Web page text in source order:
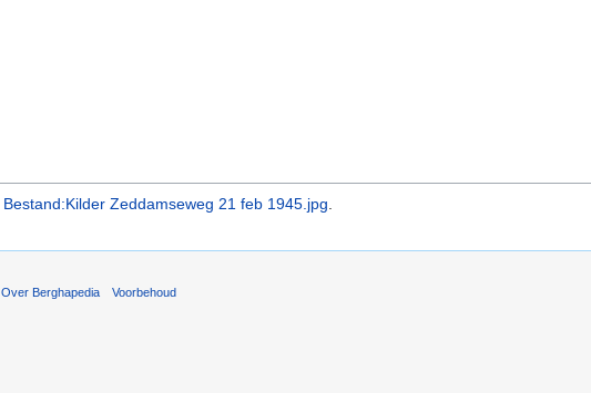
Bestand:Kilder Zeddamseweg 21 feb 1945.jpg.
Over Berghapedia Voorbehoud